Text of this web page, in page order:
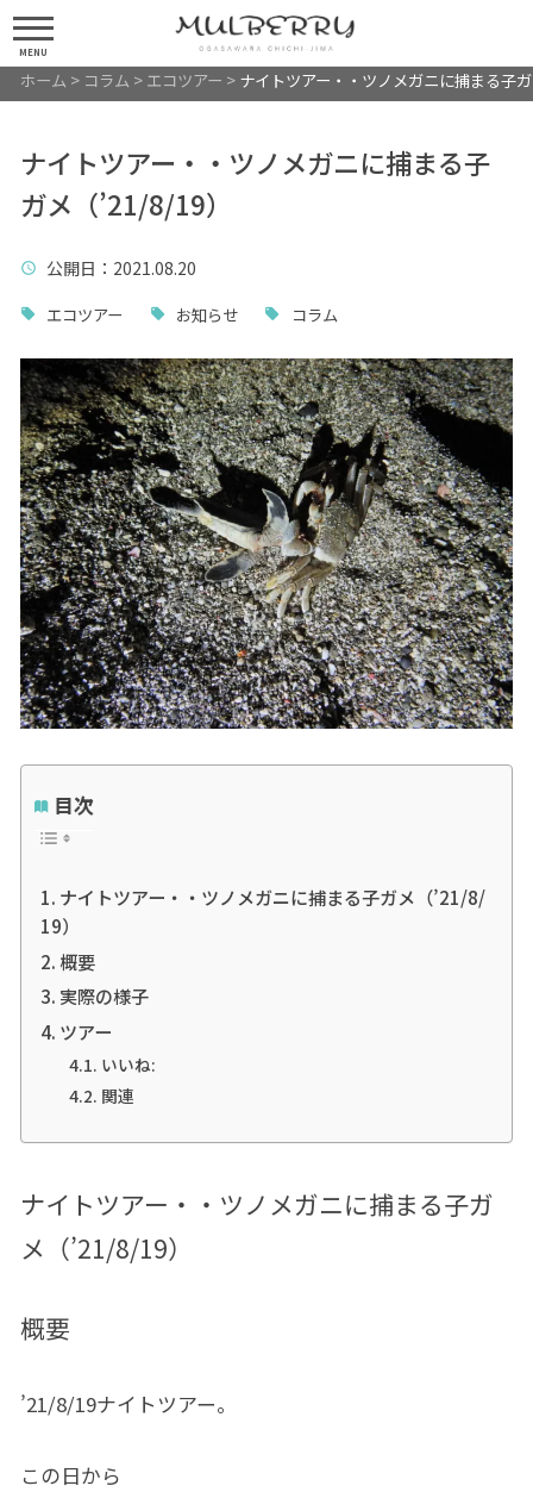
MENU
ホーム > コラム > エコツアー > ナイトツアー・・ツノメガニに捕まる子
ナイトツアー・・ツノメガニに捕まる子
ガメ（’21/8/19）
公開日 ：2021.08.20
エコツアー お知らせ コラム
目次
ナイトツアー・・ツノメガニに捕まる子ガメ（’21/8/
19）
概要
実際の様子
ツアー
いいね:
関連
ナイトツアー・・ツノメガニに捕まる子ガ
メ（’21/8/19）
概要
’21/8/19ナイトツアー。
この日から